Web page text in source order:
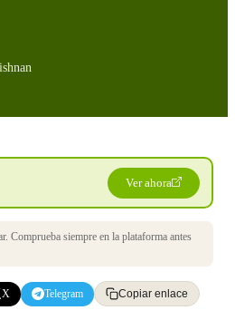
Ver ahora
Comprueba siempre en la plataforma antes
X Telegram Copiar enlace